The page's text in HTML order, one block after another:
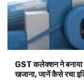
GST कलेक्शन ने बनाया
खजाना, जानें कैसे रचा